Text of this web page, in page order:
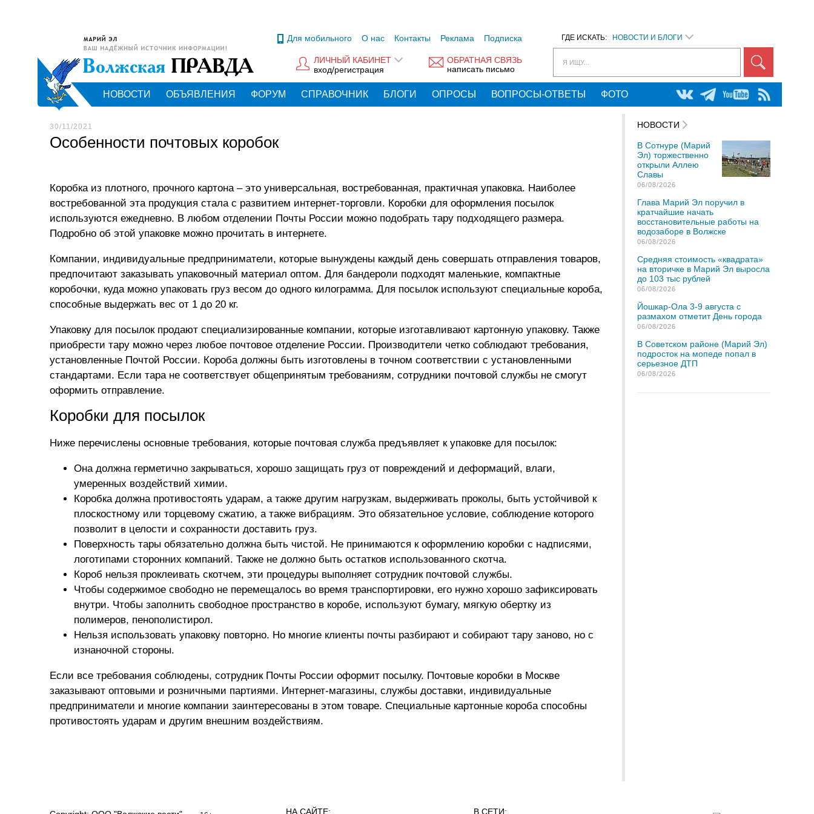
ГДЕ ИСКАТЬ: НОВОСТИ И БЛОГИ
Я ИЩУ...
Для мобильного О нас Контакты Реклама Подписка
ОБРАТНАЯ СВЯЗЬ
написать письмо
ЛИЧНЫЙ КАБИНЕТ
вход/регистрация
НОВОСТИ ОБЪЯВЛЕНИЯ ФОРУМ СПРАВОЧНИК БЛОГИ ОПРОСЫ ВОПРОСЫ-ОТВЕТЫ ФОТО
30/11/2021
Особенности почтовых коробок
Коробка из плотного, прочного картона – это универсальная, востребованная, практичная упаковка. Наиболее
востребованной эта продукция стала с развитием интернет-торговли. Коробки для оформления посылок
используются ежедневно. В любом отделении Почты России можно подобрать тару подходящего размера.
Подробно об этой упаковке можно прочитать в интернете.
Компании, индивидуальные предприниматели, которые вынуждены каждый день совершать отправления товаров,
предпочитают заказывать упаковочный материал оптом. Для бандероли подходят маленькие, компактные
коробочки, куда можно упаковать груз весом до одного килограмма. Для посылок используют специальные короба,
способные выдержать вес от 1 до 20 кг.
Упаковку для посылок продают специализированные компании, которые изготавливают картонную упаковку. Также
приобрести тару можно через любое почтовое отделение России. Производители четко соблюдают требования,
установленные Почтой России. Короба должны быть изготовлены в точном соответствии с установленными
стандартами. Если тара не соответствует общепринятым требованиям, сотрудники почтовой службы не смогут
оформить отправление.
Коробки для посылок
Ниже перечислены основные требования, которые почтовая служба предъявляет к упаковке для посылок:
Она должна герметично закрываться, хорошо защищать груз от повреждений и деформаций, влаги,
умеренных воздействий химии.
Коробка должна противостоять ударам, а также другим нагрузкам, выдерживать проколы, быть устойчивой к
плоскостному или торцевому сжатию, а также вибрациям. Это обязательное условие, соблюдение которого
позволит в целости и сохранности доставить груз.
Поверхность тары обязательно должна быть чистой. Не принимаются к оформлению коробки с надписями,
логотипами сторонних компаний. Также не должно быть остатков использованного скотча.
Короб нельзя проклеивать скотчем, эти процедуры выполняет сотрудник почтовой службы.
Чтобы содержимое свободно не перемещалось во время транспортировки, его нужно хорошо зафиксировать
внутри. Чтобы заполнить свободное пространство в коробе, используют бумагу, мягкую обертку из
полимеров, пенополистирол.
Нельзя использовать упаковку повторно. Но многие клиенты почты разбирают и собирают тару заново, но с
изнаночной стороны.
Если все требования соблюдены, сотрудник Почты России оформит посылку. Почтовые коробки в Москве
заказывают оптовыми и розничными партиями. Интернет-магазины, службы доставки, индивидуальные
предприниматели и многие компании заинтересованы в этом товаре. Специальные картонные короба способны
противостоять ударам и другим внешним воздействиям.
НОВОСТИ
В Сотнуре (Марий
Эл) торжественно
открыли Аллею
Славы
06/08/2026
Глава Марий Эл поручил в
кратчайшие начать
восстановительные работы на
водозаборе в Волжске
06/08/2026
Средняя стоимость «квадрата»
на вторичке в Марий Эл выросла
до 103 тыс рублей
06/08/2026
Йошкар-Ола 3-9 августа с
размахом отметит День города
06/08/2026
В Советском районе (Марий Эл)
подросток на мопеде попал в
серьезное ДТП
06/08/2026
НА САЙТЕ: В СЕТИ: